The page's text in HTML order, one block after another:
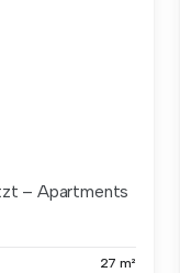
– Apartments
27 m²